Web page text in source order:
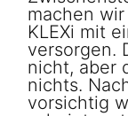
machen
KLEXi mit
versorgen.
nicht, aber
nichts.
vorsichtig